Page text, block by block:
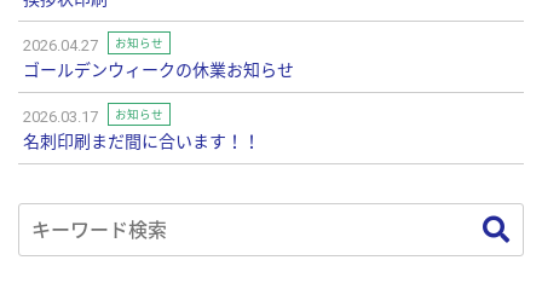
2026.04.27 お知らせ
ゴールデンウィークの休業お知らせ
2026.03.17 お知らせ
名刺印刷まだ間に合います！！